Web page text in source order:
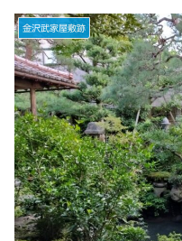
金沢武家屋敷跡